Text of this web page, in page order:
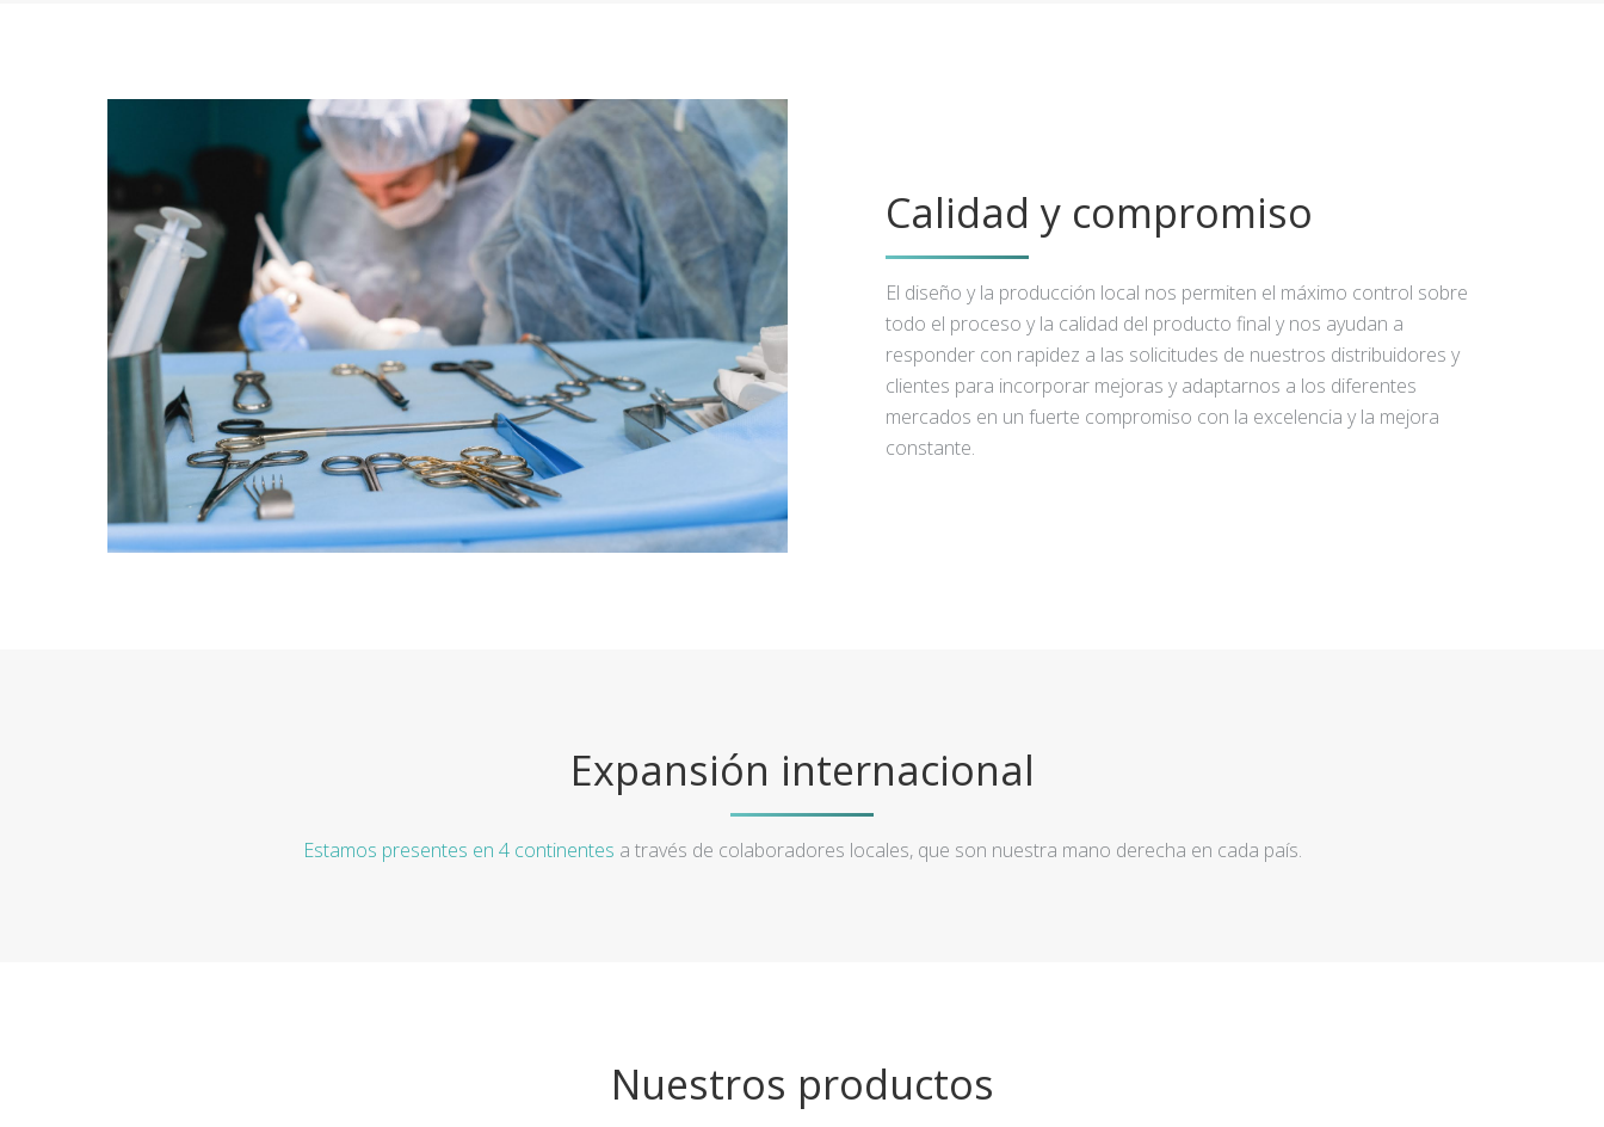
Calidad y compromiso
El diseño y la producción local nos permiten el máximo control sobre
todo el proceso y la calidad del producto final y nos ayudan a
responder con rapidez a las solicitudes de nuestros distribuidores y
clientes para incorporar mejoras y adaptarnos a los diferentes
mercados en un fuerte compromiso con la excelencia y la mejora
constante.
Expansión internacional
Estamos presentes en 4 continentes a través de colaboradores locales, que son nuestra mano derecha en cada país.
Nuestros productos